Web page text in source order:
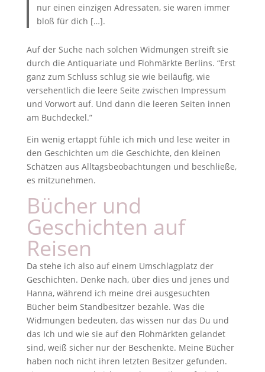
nur einen einzigen Adressaten, sie waren immer
bloß für dich […].
Auf der Suche nach solchen Widmungen streift sie
durch die Antiquariate und Flohmärkte Berlins. “Erst
ganz zum Schluss schlug sie wie beiläufig, wie
versehentlich die leere Seite zwischen Impressum
und Vorwort auf. Und dann die leeren Seiten innen
am Buchdeckel.”
Ein wenig ertappt fühle ich mich und lese weiter in
den Geschichten um die Geschichte, den kleinen
Schätzen aus Alltagsbeobachtungen und beschließe,
es mitzunehmen.
Bücher und
Geschichten auf
Reisen
Da stehe ich also auf einem Umschlagplatz der
Geschichten. Denke nach, über dies und jenes und
Hanna, während ich meine drei ausgesuchten
Bücher beim Standbesitzer bezahle. Was die
Widmungen bedeuten, das wissen nur das Du und
das Ich und wie sie auf den Flohmärkten gelandet
sind, weiß sicher nur der Beschenkte. Meine Bücher
haben noch nicht ihren letzten Besitzer gefunden.